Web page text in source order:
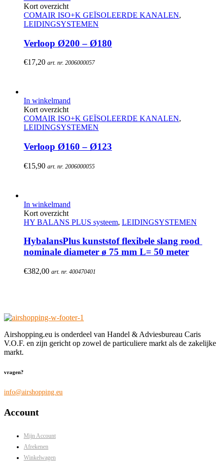
Kort overzicht
COMAIR ISO+K GEÏSOLEERDE KANALEN,
LEIDINGSYSTEMEN
Verloop Ø200 – Ø180
€17,20 art. nr. 2006000057
In winkelmand
Kort overzicht
COMAIR ISO+K GEÏSOLEERDE KANALEN,
LEIDINGSYSTEMEN
Verloop Ø160 – Ø123
€15,90 art. nr. 2006000055
In winkelmand
Kort overzicht
HY BALANS PLUS systeem, LEIDINGSYSTEMEN
HybalansPlus kunststof flexibele slang rood
nominale diameter ø 75 mm L= 50 meter
€382,00 art. nr. 400470401
Airshopping.eu is onderdeel van Handel & Adviesbureau Caris
V.O.F. en zijn gericht op zowel de particuliere markt als de zakelijke
markt.
vragen?
info@airshopping.eu
Account
Mijn Account
Afrekenen
Winkelwagen